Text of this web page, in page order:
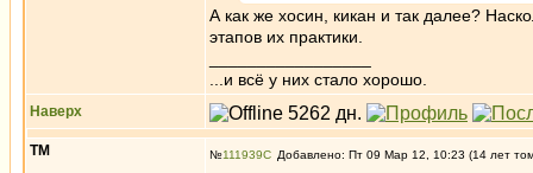
А как же хосин, кикан и так далее?
этапов их практики.
...и всё у них стало хорошо.
Наверх
ТМ №111939 Добавлено: Пт 09 Мар 12, 10:23 (14 лет